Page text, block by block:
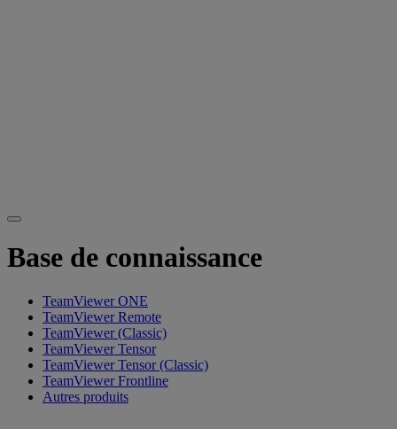
Base de connaissance
TeamViewer ONE
TeamViewer Remote
TeamViewer (Classic)
TeamViewer Tensor
TeamViewer Tensor (Classic)
TeamViewer Frontline
Autres produits